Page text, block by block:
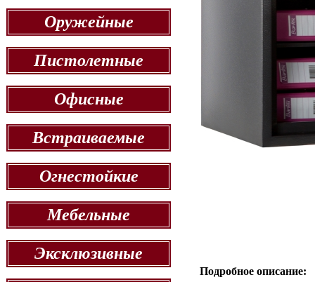
Оружейные
Пистолетные
Офисные
Встраиваемые
Огнестойкие
Мебельные
Эксклюзивные
Подробное описание: